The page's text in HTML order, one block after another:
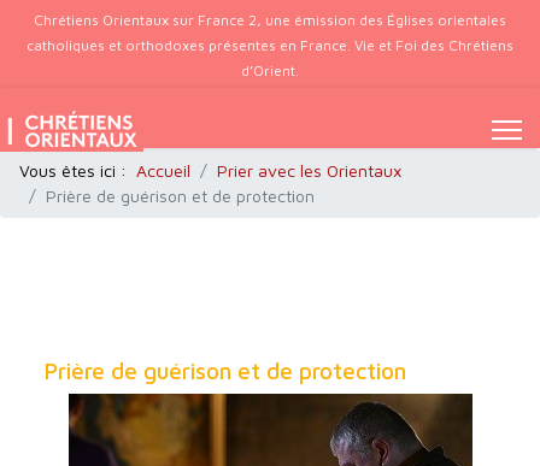
Chrétiens Orientaux sur France 2, une émission des Églises orientales
catholiques et orthodoxes présentes en France. Vie et Foi des Chrétiens
d’Orient.
Vous êtes ici : Accueil
Prier avec les Orientaux
Prière de guérison et de protection
Prière de guérison et de protection